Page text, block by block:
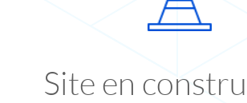
Site en